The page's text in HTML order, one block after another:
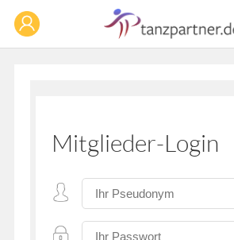
Mitglieder-Login